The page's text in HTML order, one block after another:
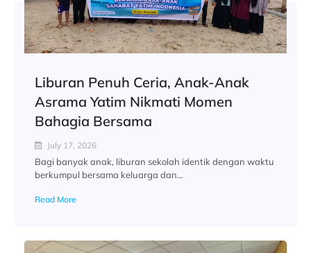
Liburan Penuh Ceria, Anak-Anak
Asrama Yatim Nikmati Momen
Bahagia Bersama
July 17, 2026
Bagi banyak anak, liburan sekolah identik dengan waktu
berkumpul bersama keluarga dan...
Read More